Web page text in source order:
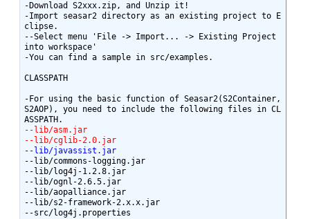
-Download S2xxx.zip, and Unzip it!
-Import seasar2 directory as an existing project to E
clipse.
--Select menu 'File -> Import... -> Existing Project
into workspace'
-You can find a sample in src/examples.
CLASSPATH
-For using the basic function of Seasar2(S2Container,
S2AOP), you need to include the following files in CL
--lib/asm.jar
--lib/cglib-2.0.jar
--lib/javassist.jar
--lib/commons-logging.jar
--lib/log4j-1.2.8.jar
--lib/ognl-2.6.5.jar
--lib/aopalliance.jar
--lib/s2-framework-2.x.x.jar
--src/log4j.properties